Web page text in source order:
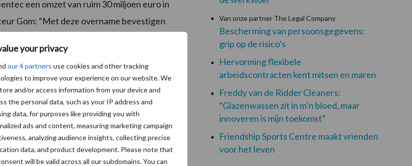
your privacy
our 4 partners use cookies and other tracking
to improve your experience on our website. We
and/or access information from your device and
the personal data, such as your IP address and
data, for purposes like providing you with
ads and content, measuring marketing campaign
analyzing audience insights, collecting precise
data, and product development. Please note that
will be valid across all our subdomains. You can
een omzet van ruim 30 miljoen euro in
Gom: “Met deze overname bevestigen
in het algemeen, en de
past binnen de strategie van de
Marktleider Kleentec is een
uitstekende klantenservice. Ik ben ervan
Kleentec veel voordeel hebben aan deze
vertrouwde gezichten zien en
zien voor onze klanten, zullen we
Van onze partner The Legal Company
Bescherming van persoonsgegevens:
grip op de risico’s
Hervorming flexibele
arbeidscontracten kent mitsen en maren
Freddy van de Ridder Cleaners:
“Glazenwassen zit in m’n bloed, maar
innoveren is mijn toekomst”
Friendship Sports Centre maakt vrienden
voor het leven